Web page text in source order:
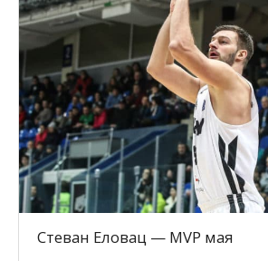
Стеван Еловац — MVP мая